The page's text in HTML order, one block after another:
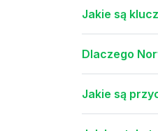
Jakie są
Dlaczego
Jakie są